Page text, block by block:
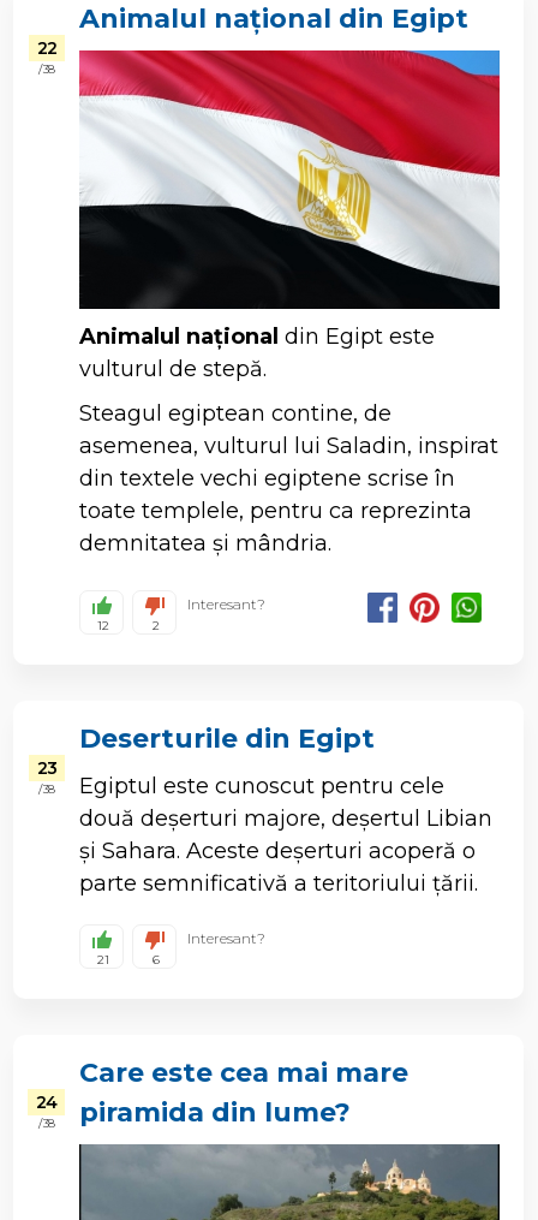
22
/ 38
Animalul național din Egipt
Animalul național din Egipt este
vulturul de stepă.
Steagul egiptean contine, de
asemenea, vulturul lui Saladin, inspirat
din textele vechi egiptene scrise în
toate templele, pentru ca reprezinta
demnitatea și mândria.
12 2
Interesant?
23
/ 38
Deserturile din Egipt
Egiptul este cunoscut pentru cele
două deșerturi majore, deșertul Libian
și Sahara. Aceste deșerturi acoperă o
parte semnificativă a teritoriului țării.
21 6
Interesant?
24
/ 38
Care este cea mai mare
piramida din lume?